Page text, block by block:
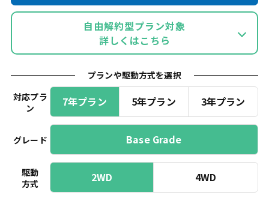
自由解約型プラン対象
詳しくはこちら
プランや駆動方式を選択
対応プラ
ン
7年プラン 5年プラン 3年プラン
グレード Base Grade
駆動
方式
2WD 4WD